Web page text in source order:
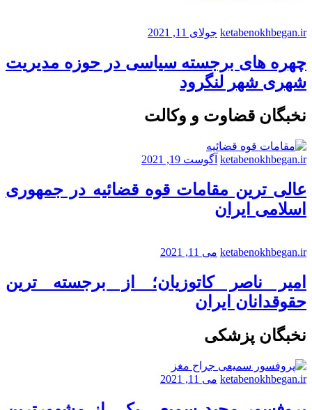
ketabenokhbegan.ir جولای 11, 2021
چهره های برجسته سیاسی در حوزه مدیریت
شهری شهر لنگرود
نخبگان قضاوت و وکالت
ketabenokhbegan.ir آگوست 19, 2021
عالی ترین مقامات قوه قضائیه در جمهوری
اسلامی ایران
ketabenokhbegan.ir می 11, 2021
امیر ناصر کاتوزیان؛ از برجسته ترین
حقوقدانان ایران
نخبگان پزشکی
ketabenokhbegan.ir می 11, 2021